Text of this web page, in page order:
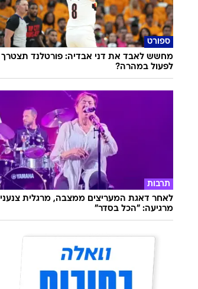
ספורט
מחשש לאבד את דני אבדיה: פורטלנד תצטרך
לפעול במהרה?
תרבות
לאחר דאגת המעריצים ממצבה, מרגלית צנעני
מרגיעה: "הכל בסדר"